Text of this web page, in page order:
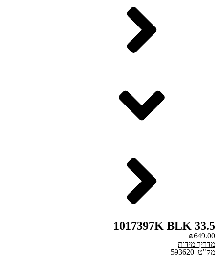
1017397K BLK 33.5
₪649.00
מדריך מידות
מק"ט: 593620